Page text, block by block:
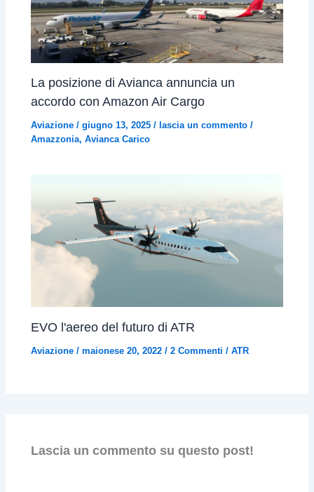
La posizione di Avianca annuncia un
accordo con Amazon Air Cargo
Aviazione /giugno 13, 2025/ lascia un commento /
Amazzonia,Avianca Carico
EVO l'aereo del futuro di ATR
Aviazione /maionese 20, 2022/2 Commenti /ATR
Lascia un commento su questo post!